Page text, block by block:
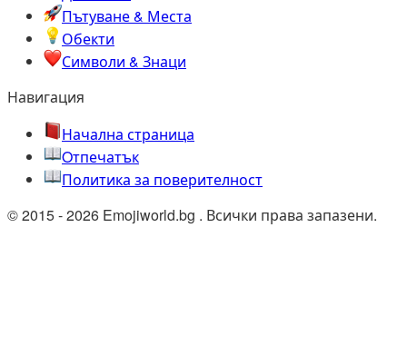
Пътуване & Места
Обекти
Символи & Знаци
Навигация
Начална страница
Oтпечатък
Политика за поверителност
© 2015 - 2026 Emojiworld.bg . Всички права запазени.